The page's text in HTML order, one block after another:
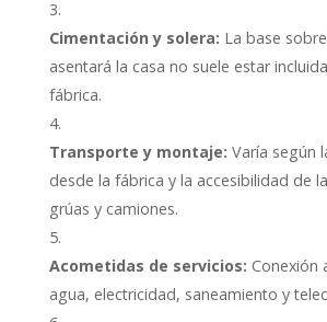
Cimentación y solera: La base
asentará la casa no suele estar
fábrica.
Transporte y montaje: Varía según
desde la fábrica y la accesibilidad de
grúas y camiones.
Acometidas de servicios: Conexión
agua, electricidad, saneamiento y